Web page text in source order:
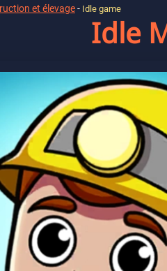
et élevage- Idle game
Idle